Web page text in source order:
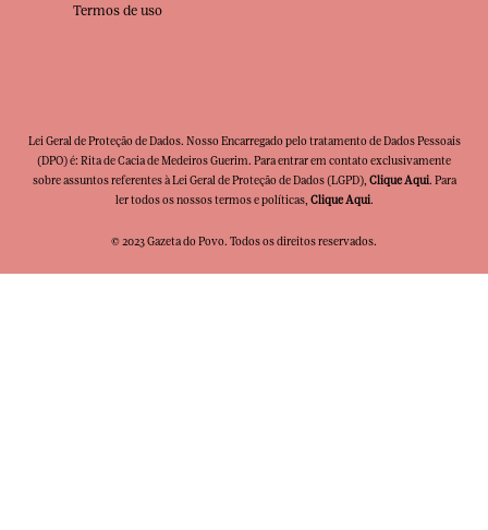
Termos de uso
Lei Geral de Proteção de Dados. Nosso Encarregado pelo tratamento de Dados Pessoais
(DPO) é: Rita de Cacia de Medeiros Guerim. Para entrar em contato exclusivamente
sobre assuntos referentes à Lei Geral de Proteção de Dados (LGPD), Clique Aqui. Para
ler todos os nossos termos e políticas, Clique Aqui.
© 2023 Gazeta do Povo. Todos os direitos reservados.